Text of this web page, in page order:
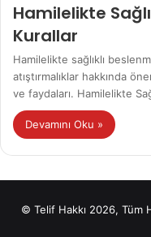
Hamilelikte
Kurallar
Hamilelikte sağlıklı
atıştırmalıklar hakkında
ve faydaları. Hamilelikte
Devamını Oku »
© Telif Hakkı 2026, Tüm